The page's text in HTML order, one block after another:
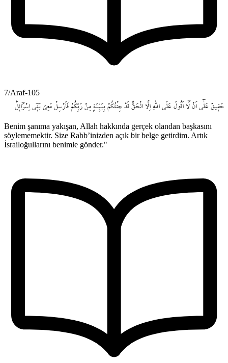
7/Araf-105
حَق۪يقٌ عَلٰٓى اَنْ لَٓا اَقُولَ عَلَى اللّٰهِ اِلَّا الْحَقَّۜ قَدْ جِئْتُكُمْ بِبَيِّنَةٍ مِنْ رَبِّكُمْ فَاَرْسِلْ مَعِيَ بَن۪ٓي اِسْرَٓائ۪لَۜ
Benim şanıma yakışan, Allah hakkında gerçek olandan başkasını
söylememektir. Size Rabb’inizden açık bir belge getirdim. Artık
İsrailoğullarını benimle gönder."